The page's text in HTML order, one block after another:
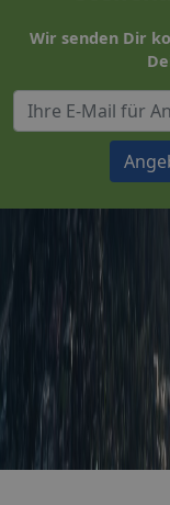
Wir senden Dir